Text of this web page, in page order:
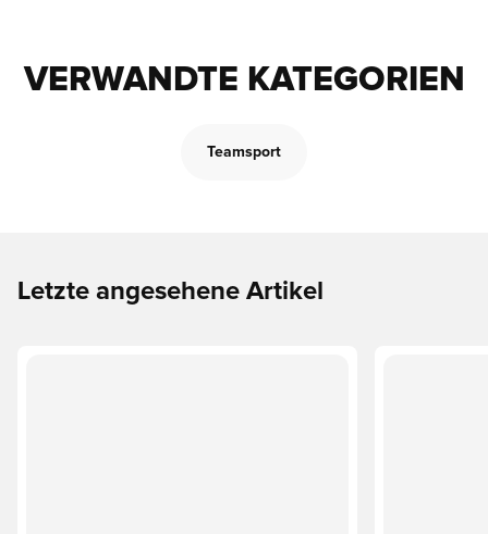
VERWANDTE KATEGORIEN
Teamsport
Letzte angesehene Artikel